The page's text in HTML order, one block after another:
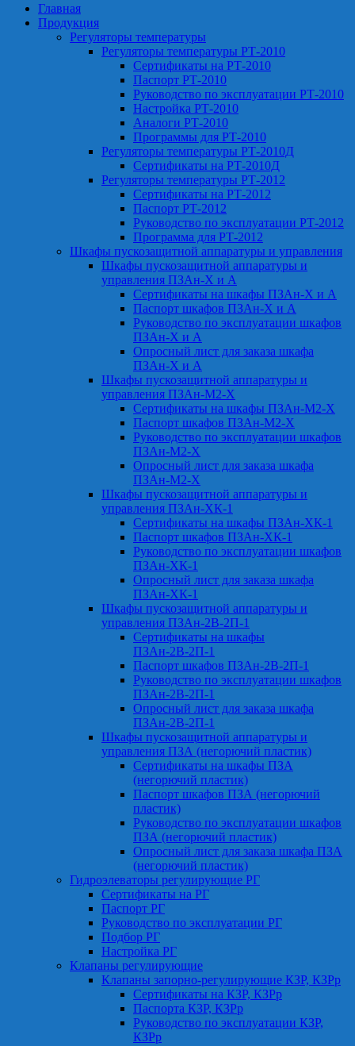
Главная
Продукция
Регуляторы температуры
Регуляторы температуры РТ-2010
Сертификаты на РТ-2010
Паспорт РТ-2010
Руководство по эксплуатации РТ-2010
Настройка РТ-2010
Аналоги РТ-2010
Программы для РТ-2010
Регуляторы температуры РТ-2010Д
Сертификаты на РТ-2010Д
Регуляторы температуры РТ-2012
Сертификаты на РТ-2012
Паспорт РТ-2012
Руководство по эксплуатации РТ-2012
Программа для РТ-2012
Шкафы пускозащитной аппаратуры и управления
Шкафы пускозащитной аппаратуры и
управления ПЗАн-Х и А
Сертификаты на шкафы ПЗАн-Х и А
Паспорт шкафов ПЗАн-Х и А
Руководство по эксплуатации шкафов
ПЗАн-Х и А
Опросный лист для заказа шкафа
ПЗАн-Х и А
Шкафы пускозащитной аппаратуры и
управления ПЗАн-М2-Х
Сертификаты на шкафы ПЗАн-М2-Х
Паспорт шкафов ПЗАн-М2-Х
Руководство по эксплуатации шкафов
ПЗАн-М2-Х
Опросный лист для заказа шкафа
ПЗАн-М2-Х
Шкафы пускозащитной аппаратуры и
управления ПЗАн-ХК-1
Сертификаты на шкафы ПЗАн-ХК-1
Паспорт шкафов ПЗАн-ХК-1
Руководство по эксплуатации шкафов
ПЗАн-ХК-1
Опросный лист для заказа шкафа
ПЗАн-ХК-1
Шкафы пускозащитной аппаратуры и
управления ПЗАн-2В-2П-1
Сертификаты на шкафы
ПЗАн-2В-2П-1
Паспорт шкафов ПЗАн-2В-2П-1
Руководство по эксплуатации шкафов
ПЗАн-2В-2П-1
Опросный лист для заказа шкафа
ПЗАн-2В-2П-1
Шкафы пускозащитной аппаратуры и
управления ПЗА (негорючий пластик)
Сертификаты на шкафы ПЗА
(негорючий пластик)
Паспорт шкафов ПЗА (негорючий
пластик)
Руководство по эксплуатации шкафов
ПЗА (негорючий пластик)
Опросный лист для заказа шкафа ПЗА
(негорючий пластик)
Гидроэлеваторы регулирующие РГ
Сертификаты на РГ
Паспорт РГ
Руководство по эксплуатации РГ
Подбор РГ
Настройка РГ
Клапаны регулирующие
Клапаны запорно-регулирующие КЗР, КЗРр
Сертификаты на КЗР, КЗРр
Паспорта КЗР, КЗРр
Руководство по эксплуатации КЗР,
КЗРр